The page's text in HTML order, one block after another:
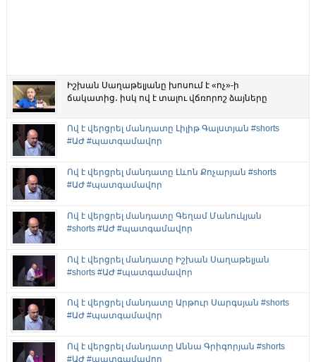
Իշխան Սաղաթելյանը խոսում է «ոչ»-ի
ճակատից․ իսկ ով է տալու վճռորոշ ձայները
Ով է վերցրել մանդատը Լիլիթ Գալստյան #shorts
#ԱԺ #պատգամավոր
Ով է վերցրել մանդատը Լևոն Քոչարյան #shorts
#ԱԺ #պատգամավոր
Ով է վերցրել մանդատը Գեղամ Մանուկյան
#shorts #ԱԺ #պատգամավոր
Ով է վերցրել մանդատը Իշխան Սաղաթելյան
#shorts #ԱԺ #պատգամավոր
Ով է վերցրել մանդատը Արթուր Սարգսյան #shorts
#ԱԺ #պատգամավոր
Ով է վերցրել մանդատը Աննա Գրիգորյան #shorts
#ԱԺ #պատգամավոր